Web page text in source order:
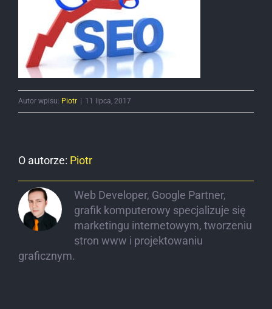
Autor wpisu: Piotr 11 lipca, 2017
O autorze: Piotr
Web Developer, Google Partner,
grafik komputerowy specjalizuje się
marketingu internetowym, tworzeniu
stron www i projektowaniu
graficznym.